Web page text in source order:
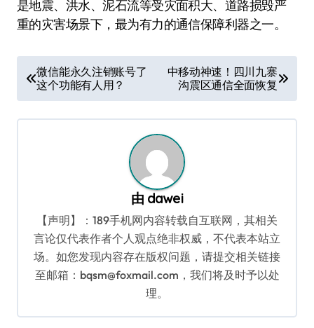
是地震、洪水、泥石流等受灾面积大、道路损毁严
重的灾害场景下，最为有力的通信保障利器之一。
章
导
微信能永久注销账号了
这个功能有人用？
中移动神速！四川九寨
沟震区通信全面恢复
由 dawei
【声明】：189手机网内容转载自互联网，其相关
言论仅代表作者个人观点绝非权威，不代表本站立
场。如您发现内容存在版权问题，请提交相关链接
至邮箱：bqsm@foxmail.com，我们将及时予以处
理。